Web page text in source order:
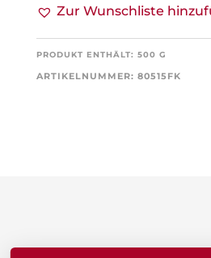
Zur Wunschliste
PRODUKT ENTHÄLT: 500 G
ARTIKELNUMMER: 80515FK